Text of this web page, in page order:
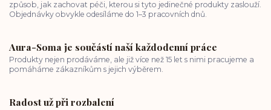
způsob, jak zachovat péči, kterou si tyto jedinečné produkty zaslouží.
Objednávky obvykle odesíláme do 1–3 pracovních dnů.
Aura-Soma je součástí naší každodenní práce
Produkty nejen prodáváme, ale již více než 15 let s nimi pracujeme a
pomáháme zákazníkům s jejich výběrem.
Radost už při rozbalení